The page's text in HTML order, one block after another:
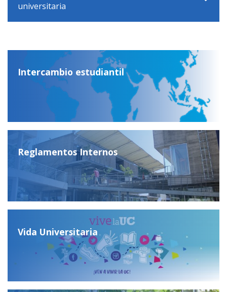
universitaria
Intercambio estudiantil
Reglamentos Internos
Vida Universitaria